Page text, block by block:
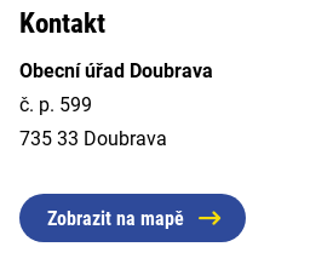
Kontakt
Obecní úřad Doubrava
č. p. 599
735 33 Doubrava
Zobrazit na mapě